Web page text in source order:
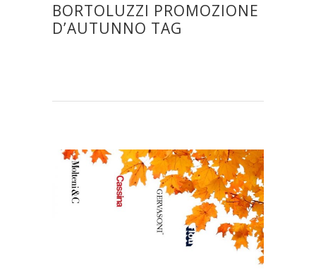
BORTOLUZZI PROMOZIONE
D’AUTUNNO TAG